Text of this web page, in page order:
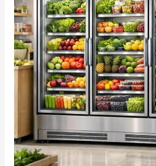
den
Energieverbrauch
und
verlängern
die
Produkte